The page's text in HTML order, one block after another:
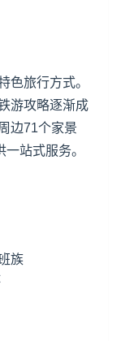
色旅行方式。
游攻略逐渐成
边71个家景
站式服务。
族